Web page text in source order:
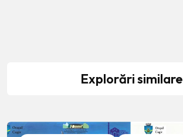
Explorări similare